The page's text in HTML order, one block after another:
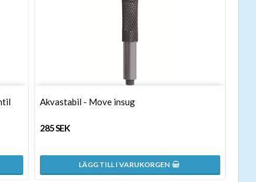
Akvastabil - Move insug
285 SEK
LÄGG TILL I VARUKORGEN